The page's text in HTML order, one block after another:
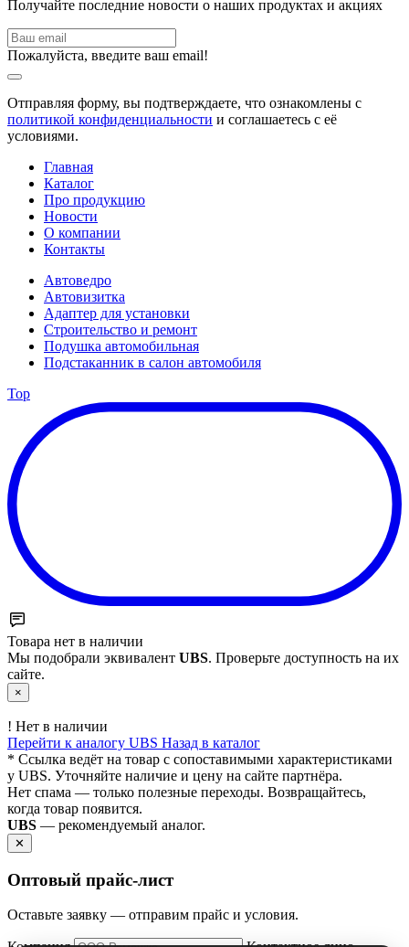
Получайте последние новости о наших продуктах и акциях
Пожалуйста, введите ваш email!
Отправляя форму, вы подтверждаете, что ознакомлены с
политикой конфиденциальности и соглашаетесь с её
условиями.
Главная
Каталог
Про продукцию
Новости
О компании
Контакты
Автоведро
Автовизитка
Адаптер для установки
Строительство и ремонт
Подушка автомобильная
Подстаканник в салон автомобиля
Top
Товара нет в наличии
Мы подобрали эквивалент UBS. Проверьте доступность на их
сайте.
×
! Нет в наличии
Перейти к аналогу UBS Назад в каталог
* Ссылка ведёт на товар с сопоставимыми характеристиками
у UBS. Уточняйте наличие и цену на сайте партнёра.
Нет спама — только полезные переходы. Возвращайтесь,
когда товар появится.
UBS — рекомендуемый аналог.
✕
Оптовый прайс‑лист
Оставьте заявку — отправим прайс и условия.